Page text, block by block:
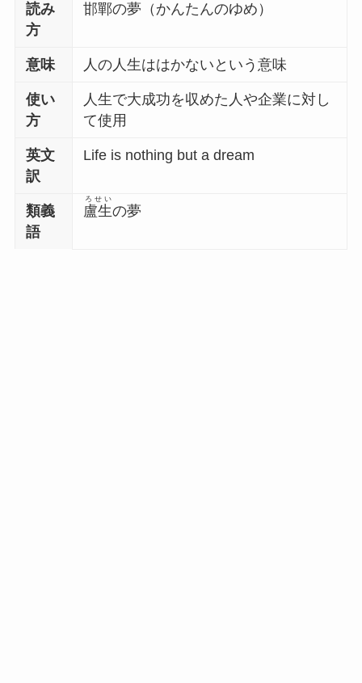
読み
方
邯鄲の夢（かんたんのゆめ）
意味 人の人生ははかないという意味
使い
方
人生で大成功を収めた人や企業に対し
て使用
英文
訳
Life is nothing but a dream
類義
語
盧生
ろせい
の夢